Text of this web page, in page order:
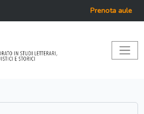
Prenota aule